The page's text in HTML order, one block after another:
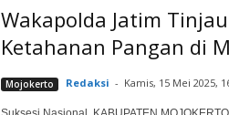
Wakapolda Jatim
Ketahanan Pangan di
Mojokerto Redaksi - Kamis, 15 Mei 2025,